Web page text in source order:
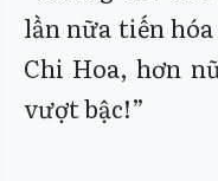
lần nữa tiến
Chi Hoa, hơn
vượt bậc!”